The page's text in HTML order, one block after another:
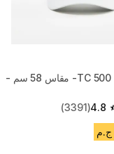
كاب تنس TC 500- مقاس 58 سم -
4.8
(3391)